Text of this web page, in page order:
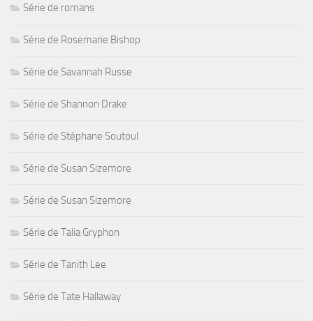
Série de romans
Série de Rosemarie Bishop
Série de Savannah Russe
Série de Shannon Drake
Série de Stéphane Soutoul
Série de Susan Sizemore
Série de Susan Sizemore
Série de Talia Gryphon
Série de Tanith Lee
Série de Tate Hallaway